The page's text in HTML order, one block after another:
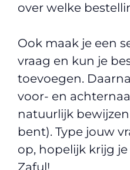
over welke
Ook maak je een
vraag en kun je
toevoegen.
voor- en
natuurlijk
bent). Type jouw
op, hopelijk krijg
Zaful!